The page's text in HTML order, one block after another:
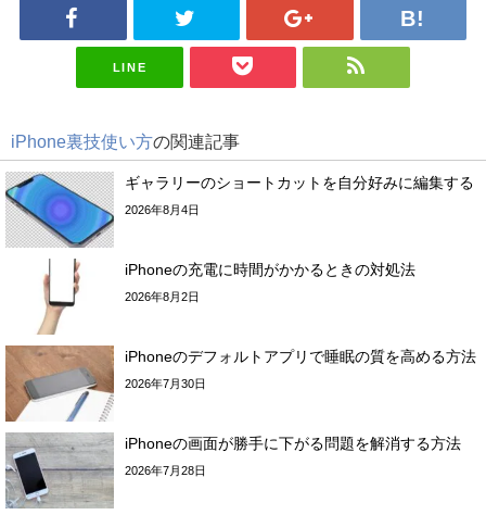
LINE
iPhone裏技使い方の関連記事
ギャラリーのショートカットを自分好みに編集する
2026年8月4日
iPhoneの充電に時間がかかるときの対処法
2026年8月2日
iPhoneのデフォルトアプリで睡眠の質を高める方法
2026年7月30日
iPhoneの画面が勝手に下がる問題を解消する方法
2026年7月28日